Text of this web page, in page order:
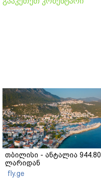
თბილისი - ანტალია 944.80
ლარიდან
fly.ge